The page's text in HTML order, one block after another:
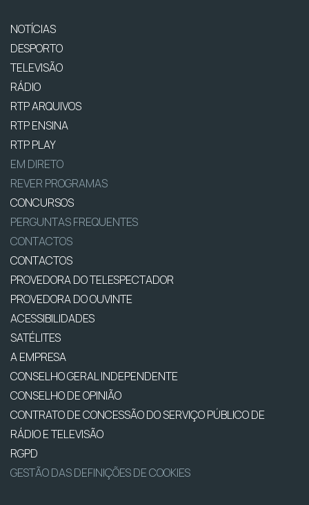
NOTÍCIAS
DESPORTO
TELEVISÃO
RÁDIO
RTP ARQUIVOS
RTP ENSINA
RTP PLAY
EM DIRETO
REVER PROGRAMAS
CONCURSOS
PERGUNTAS FREQUENTES
CONTACTOS
CONTACTOS
PROVEDORA DO TELESPECTADOR
PROVEDORA DO OUVINTE
ACESSIBILIDADES
SATÉLITES
A EMPRESA
CONSELHO GERAL INDEPENDENTE
CONSELHO DE OPINIÃO
CONTRATO DE CONCESSÃO DO SERVIÇO PÚBLICO DE
RÁDIO E TELEVISÃO
RGPD
GESTÃO DAS DEFINIÇÕES DE COOKIES